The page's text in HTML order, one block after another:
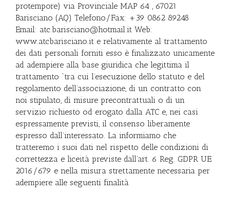
protempore) via Provinciale MAP 64 , 67021
Barisciano (AQ) Telefono/Fax: +39 0862 89248
Email: atc.barisciano@hotmail.it Web:
www.atcbarisciano.it e relativamente al trattamento
dei dati personali forniti esso è finalizzato unicamente
ad adempiere alla base giuridica che legittima il
trattamento `tra cui l’esecuzione dello statuto e del
regolamento dell’associazione, di un contratto con
noi stipulato, di misure precontrattuali o di un
servizio richiesto od erogato dalla ATC e, nei casi
espressamente previsti, il consenso liberamente
espresso dall’interessato. La informiamo che
tratteremo i suoi dati nel rispetto delle condizioni di
correttezza e liceità previste dall’art. 6 Reg. GDPR UE
2016/679 e nella misura strettamente necessaria per
adempiere alle seguenti finalità